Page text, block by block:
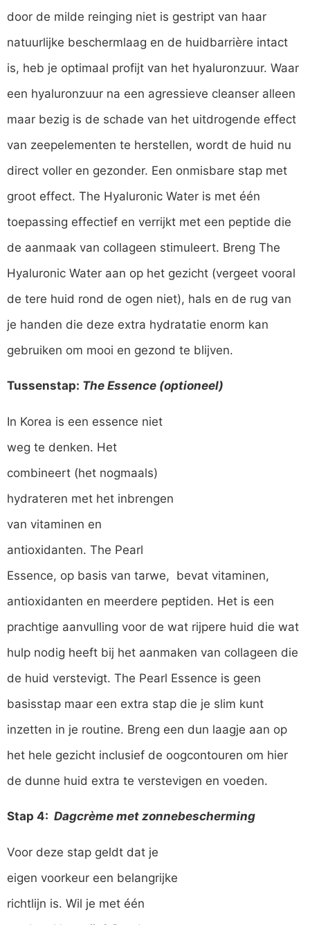
door de milde reinging niet is gestript van haar
natuurlijke beschermlaag en de huidbarrière intact
is, heb je optimaal profijt van het hyaluronzuur. Waar
een hyaluronzuur na een agressieve cleanser alleen
maar bezig is de schade van het uitdrogende effect
van zeepelementen te herstellen, wordt de huid nu
direct voller en gezonder. Een onmisbare stap met
groot effect. The Hyaluronic Water is met één
toepassing effectief en verrijkt met een peptide die
de aanmaak van collageen stimuleert. Breng The
Hyaluronic Water aan op het gezicht (vergeet vooral
de tere huid rond de ogen niet), hals en de rug van
je handen die deze extra hydratatie enorm kan
gebruiken om mooi en gezond te blijven.
Tussenstap: The Essence (optioneel)
In Korea is een essence niet
weg te denken. Het
combineert (het nogmaals)
hydrateren met het inbrengen
van vitaminen en
antioxidanten. The Pearl
Essence, op basis van tarwe, bevat vitaminen,
antioxidanten en meerdere peptiden. Het is een
prachtige aanvulling voor de wat rijpere huid die wat
hulp nodig heeft bij het aanmaken van collageen die
de huid verstevigt. The Pearl Essence is geen
basisstap maar een extra stap die je slim kunt
inzetten in je routine. Breng een dun laagje aan op
het hele gezicht inclusief de oogcontouren om hier
de dunne huid extra te verstevigen en voeden.
Stap 4: Dagcrème met zonnebescherming
Voor deze stap geldt dat je
eigen voorkeur een belangrijke
richtlijn is. Wil je met één